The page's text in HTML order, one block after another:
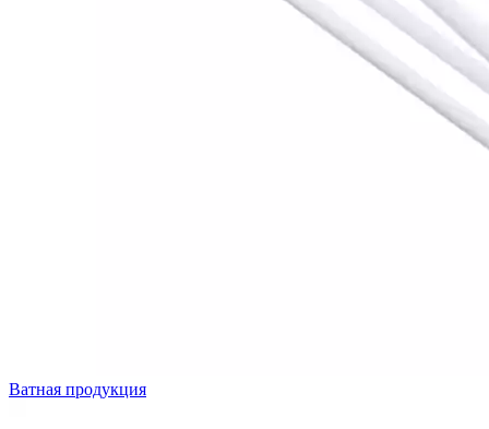
Ватная продукция